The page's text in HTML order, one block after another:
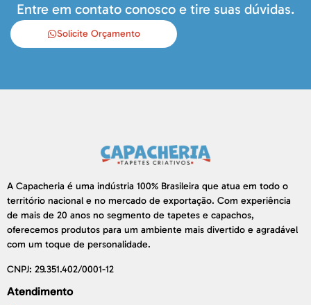
Entre em contato conosco e tire suas dúvidas.
Solicite Orçamento
A Capacheria é uma indústria 100% Brasileira que atua em todo o
território nacional e no mercado de exportação. Com experiência
de mais de 20 anos no segmento de tapetes e capachos,
oferecemos produtos para um ambiente mais divertido e agradável
com um toque de personalidade.
CNPJ: 29.351.402/0001-12
Atendimento